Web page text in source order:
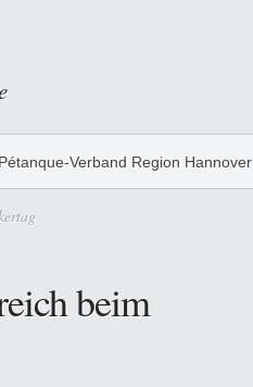
Pétanque-Verband Region Hannover
beim